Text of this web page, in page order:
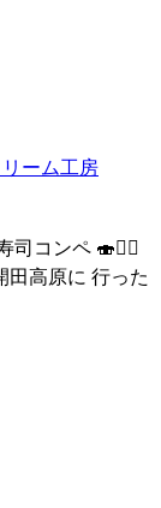
ーム工房
司コンペ 🍣🏌️‍♀️
田高原に 行った